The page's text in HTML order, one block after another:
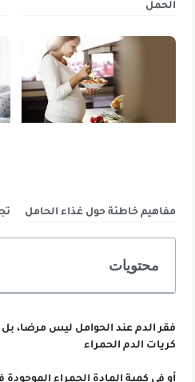
الحمل
مفاهيم خاطئة حول غذاء الحامل
محتويات
فقر الدم عند الحوامل ليس مرضا،
كريات الدم الحمراء